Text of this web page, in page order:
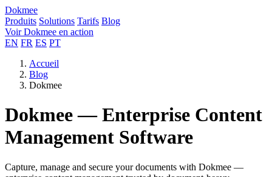
Dokmee
Produits Solutions Tarifs Blog
Voir Dokmee en action
EN FR ES PT
Accueil
Blog
Dokmee
Dokmee — Enterprise Content
Management Software
Capture, manage and secure your documents with Dokmee —